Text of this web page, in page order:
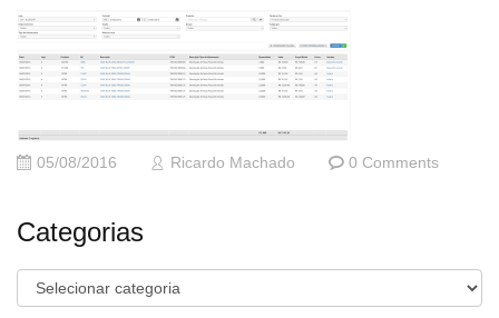
05/08/2016 Ricardo Machado 0 Comments
Categorias
Categorias